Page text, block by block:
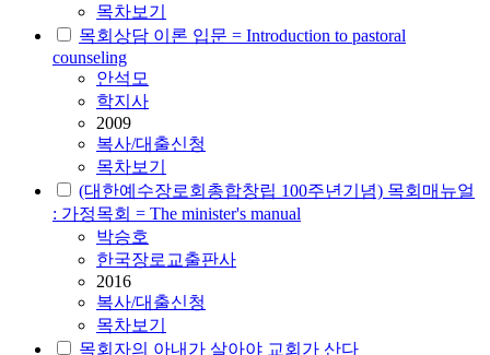
목차보기
목회상담 이론 입문 = Introduction to pastoral
counseling
안석모
학지사
2009
복사/대출신청
목차보기
(대한예수장로회총합창립 100주년기념) 목회매뉴얼
: 가정목회 = The minister's manual
박승호
한국장로교출판사
2016
복사/대출신청
목차보기
목회자의 아내가 살아야 교회가 산다